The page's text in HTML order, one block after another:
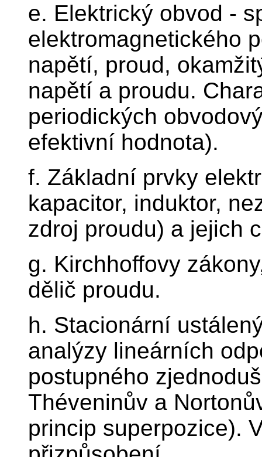
e. Elektrický obvod -
elektromagnetického
napětí, proud,
napětí a proudu.
periodických
efektivní hodnota).
f. Základní prvky
kapacitor, induktor,
zdroj proudu) a jejich
g. Kirchhoffovy
dělič proudu.
h. Stacionární
analýzy lineárních
postupného
Théveninův a
princip superpozice).